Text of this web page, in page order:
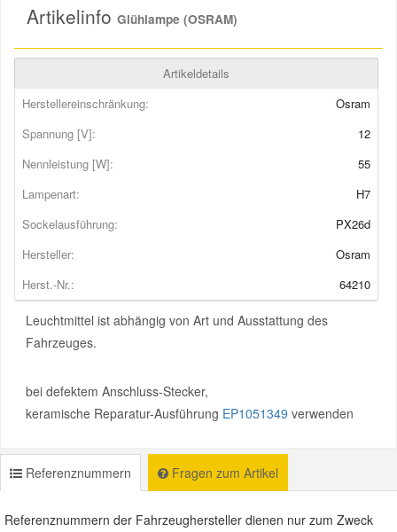
Artikelinfo Glühlampe (OSRAM)
Artikeldetails
Herstellereinschränkung:
Osram
Spannung [V]:
12
Nennleistung [W]:
55
Lampenart:
H7
Sockelausführung:
PX26d
Hersteller:
Osram
Herst.-Nr.:
64210
Leuchtmittel ist abhängig von Art und Ausstattung des
Fahrzeuges.
bei defektem Anschluss-Stecker,
keramische Reparatur-Ausführung EP1051349 verwenden
Referenznummern Fragen zum Artikel
Referenznummern der Fahrzeughersteller dienen nur zum Zweck
Seat Ersatzteile
Skoda Ersatzteile
Smart Ersatzteile
Suzuki Ersatzteile
Vauxhall Ersatzteile
Volvo Ersatzteile